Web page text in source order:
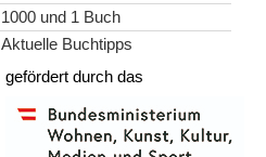
1000 und 1 Buch
Aktuelle Buchtipps
gefördert durch das